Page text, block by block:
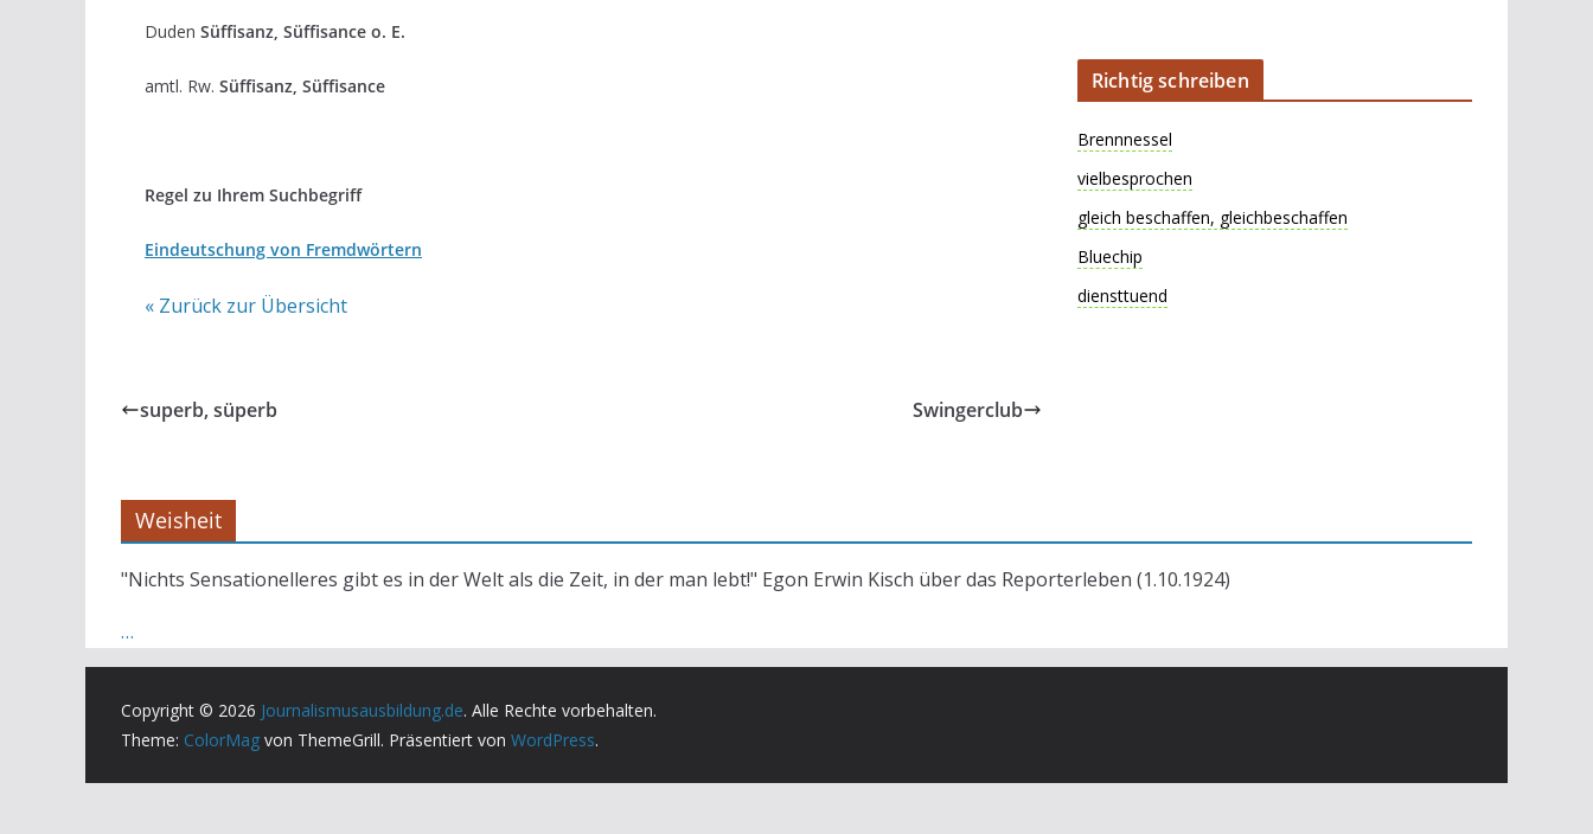
Duden Süffisanz, Süffisance o. E.
amtl. Rw. Süffisanz, Süffisance
Regel zu Ihrem Suchbegriff
Eindeutschung von Fremdwörtern
« Zurück zur Übersicht
superb, süperb Swingerclub
Richtig schreiben
Brennnessel
vielbesprochen
gleich beschaffen, gleichbeschaffen
Bluechip
diensttuend
Weisheit
"Nichts Sensationelleres gibt es in der Welt als die Zeit, in der man lebt!" Egon Erwin Kisch über das Reporterleben (1.10.1924)
…
Copyright © 2026 Journalismusausbildung.de. Alle Rechte vorbehalten.
Theme: ColorMag von ThemeGrill. Präsentiert von WordPress.